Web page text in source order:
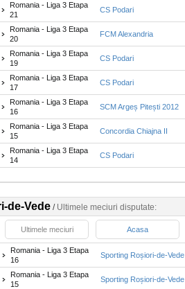
Romania - Liga 3 Etapa
21
CS Podari
Romania - Liga 3 Etapa
20
FCM Alexandria
Romania - Liga 3 Etapa
19
CS Podari
Romania - Liga 3 Etapa
17
CS Podari
Romania - Liga 3 Etapa
16
SCM Argeș Pitești 2012
Romania - Liga 3 Etapa
15
Concordia Chiajna II
Romania - Liga 3 Etapa
14
CS Podari
de-Vede / Ultimele meciuri disputate:
Ultimele meciuri Acasa
Romania - Liga 3 Etapa
16
Sporting Roșiori-de-Vede
Romania - Liga 3 Etapa
15
Sporting Roșiori-de-Vede